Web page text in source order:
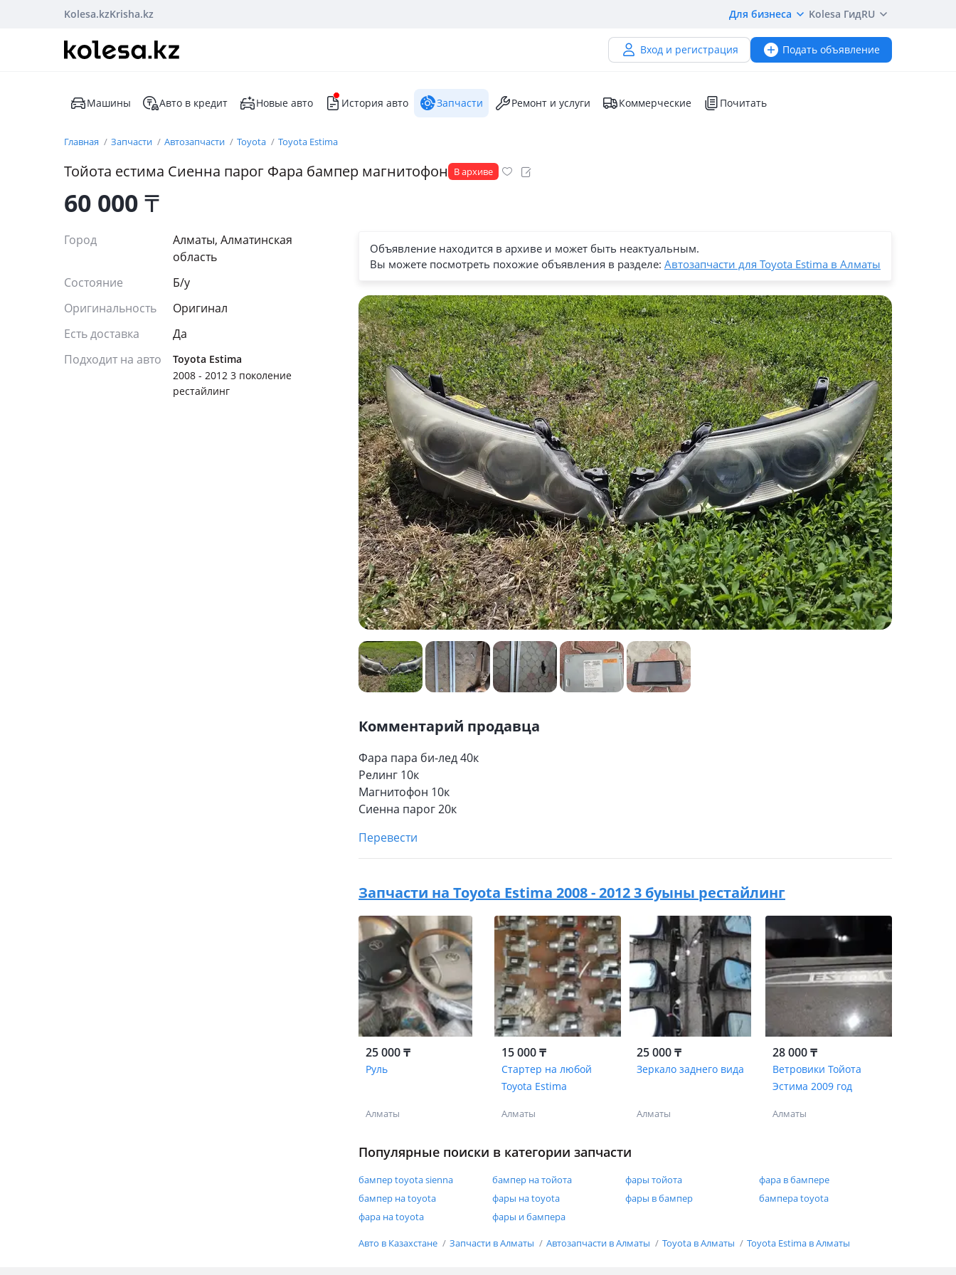
Kolesa.kzKrisha.kz Для бизнеса Kolesa ГидRU
Вход и регистрация Подать объявление
Машины Авто в кредит Новые авто История авто Запчасти Ремонт и услуги Коммерческие Почитать
Главная Запчасти Автозапчасти Toyota Toyota Estima
Тойота естима Сиенна парог Фара бампер магнитофон В архиве
60 000₸
Город
Алматы, Алматинская
область
Состояние
Б/y
Оригинальность
Оригинал
Есть доставка
Да
Подходит на авто
Toyota Estima
2008 - 2012 3 поколение
рестайлинг
Объявление находится в архиве и может быть неактуальным.
Вы можете посмотреть похожие объявления в разделе: Автозапчасти для Toyota Estima в Алматы
Комментарий продавца
Фара пара би-лед 40к
Релинг 10к
Магнитофон 10к
Сиенна парог 20к
Перевести
Запчасти на Toyota Estima 2008 - 2012 3 буыны рестайлинг
25 000 ₸
Руль
Алматы
15 000 ₸
Стартер на любой
Toyota Estima
Алматы
25 000 ₸
Зеркало заднего вида
Алматы
28 000 ₸
Ветровики Тойота
Эстима 2009 год
Алматы
Популярные поиски в категории запчасти
бампер toyota sienna бампер на тойота фары тойота
фара в бампере
бампер на toyota
фары на toyota фары в бампер
бампера toyota
фара на toyota
фары и бампера
Авто в Казахстане Запчасти в Алматы Автозапчасти в Алматы Toyota в Алматы Toyota Estima в Алматы